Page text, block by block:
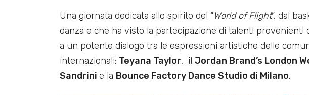
Una giornata dedicata allo spirito del “World of Flight”, dal
danza e che ha visto la partecipazione di talenti provenienti
a un potente dialogo tra le espressioni artistiche delle
internazionali: Teyana Taylor, il Jordan Brand’s London
Sandrini e la Bounce Factory Dance Studio di Milano.